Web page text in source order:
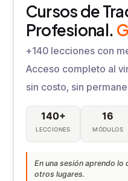
Cursos de
Profesional.
+140 lecciones con
Acceso completo al
sin costo, sin
140+
LECCIONES
16
MÓDULOS
En una sesión aprendo lo
otros lugares.